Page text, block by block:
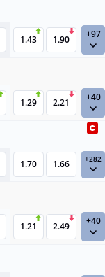
1.43 1.90 +97
1.29 2.21 +40
1.70 1.66 +282
1.21 2.49 +40